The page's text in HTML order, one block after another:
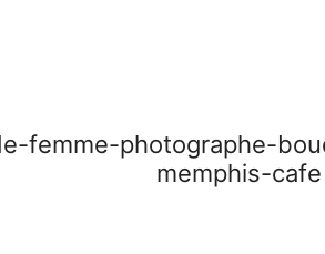
femme-photographe-
memphis-cafe